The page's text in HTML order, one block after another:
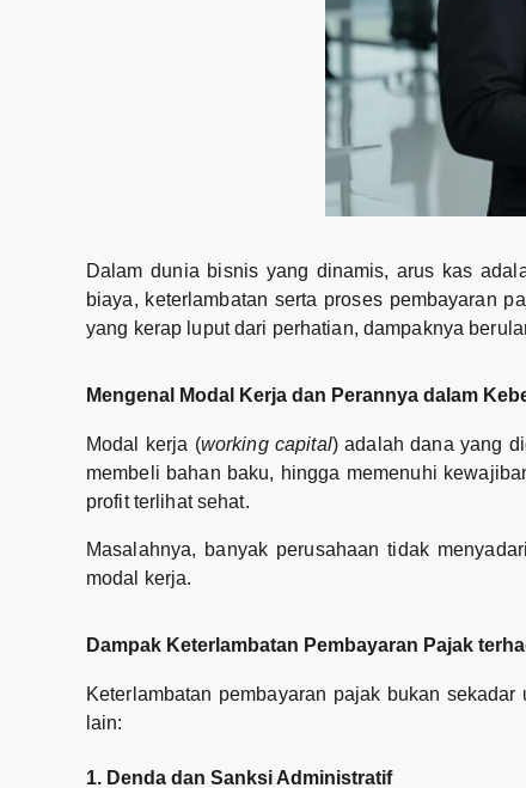
Dalam dunia bisnis yang dinamis, arus kas
biaya, keterlambatan serta proses pembayaran
yang kerap luput dari perhatian, dampaknya
Mengenal Modal Kerja dan Perannya dalam
Modal kerja (working capital) adalah dana yang
membeli bahan baku, hingga memenuhi
profit terlihat sehat.
Masalahnya, banyak perusahaan tidak
modal kerja.
Dampak Keterlambatan Pembayaran Pajak
Keterlambatan pembayaran pajak bukan
lain:
1. Denda dan Sanksi Administratif